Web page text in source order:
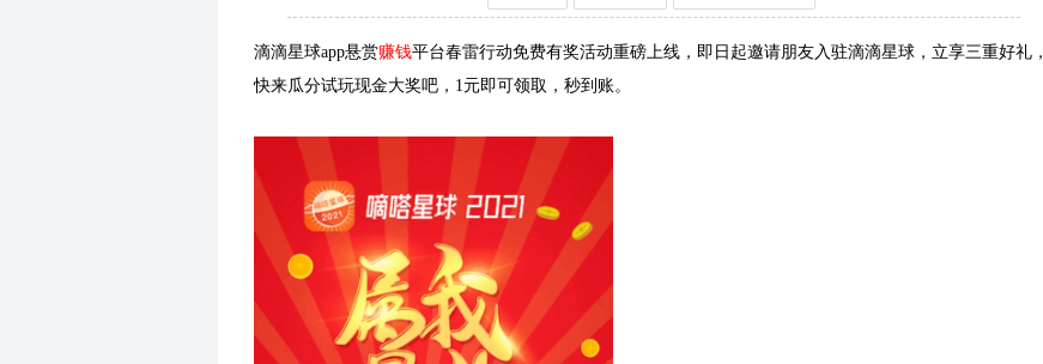
滴滴星球app悬赏赚钱平台春雷行动免费有奖活动重磅上线，即日起邀请朋友入驻滴滴星球，立享三重好礼，
快来瓜分试玩现金大奖吧，1元即可领取，秒到账。